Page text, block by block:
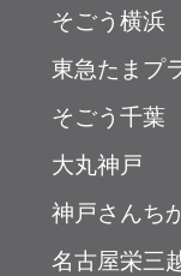
そごう横浜
東急たまプ
そごう千葉
大丸神戸
神戸さんち
名古屋栄三